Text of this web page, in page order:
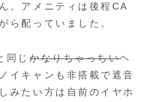
。アメニティは後程CA
ら配っていました。
同じ かなりちゃっちいヘ
イキャンも非搭載で遮音
みたい方は自前のイヤホ